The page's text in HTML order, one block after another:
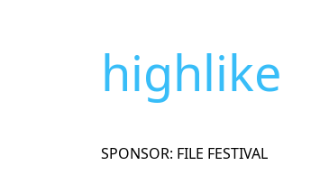
highlike
SPONSOR: FILE FESTIVAL